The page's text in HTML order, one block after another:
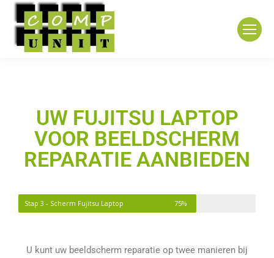
UW FUJITSU LAPTOP
VOOR BEELDSCHERM
REPARATIE AANBIEDEN
Stap 3 - Scherm Fujitsu Laptop 75%
U kunt uw beeldscherm reparatie op twee manieren bij